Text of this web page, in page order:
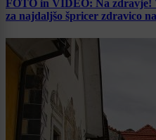
FOTO in VIDEO: Na
za najdaljšo špricer zdravico